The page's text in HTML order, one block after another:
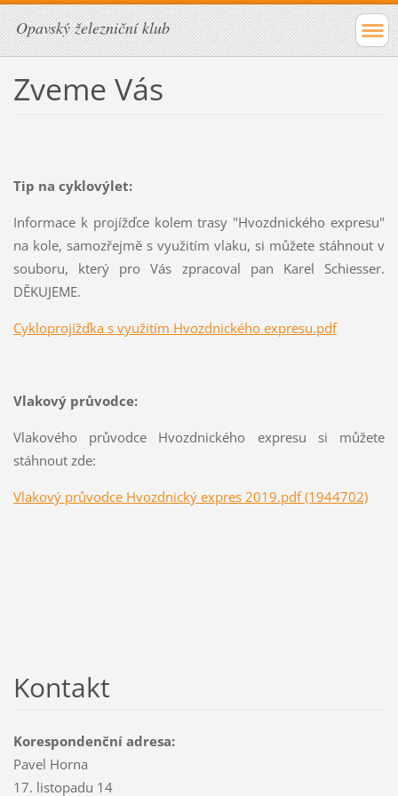
Opavský železniční klub
Zveme Vás
Tip na cyklovýlet:
Informace k projížďce kolem trasy "Hvozdnického expresu"
na kole, samozřejmě s využitím vlaku, si můžete stáhnout v
souboru, který pro Vás zpracoval pan Karel Schiesser.
DĚKUJEME.
Cykloprojížďka s využitím Hvozdnického expresu.pdf
Vlakový průvodce:
Vlakového průvodce Hvozdnického expresu si můžete
stáhnout zde:
Vlakový průvodce Hvozdnický expres 2019.pdf (1944702)
Kontakt
Korespondenční adresa:
Pavel Horna
17. listopadu 14